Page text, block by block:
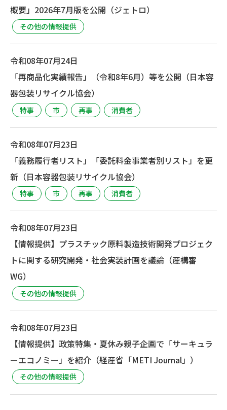
概要」2026年7月版を公開（ジェトロ）
その他の情報提供
令和08年07月24日
「再商品化実績報告」（令和8年6月）等を公開（日本容
器包装リサイクル協会）
特事 市 再事 消費者
令和08年07月23日
「義務履行者リスト」「委託料金事業者別リスト」を更
新（日本容器包装リサイクル協会）
特事 市 再事 消費者
令和08年07月23日
【情報提供】プラスチック原料製造技術開発プロジェク
トに関する研究開発・社会実装計画を議論（産構審
WG）
その他の情報提供
令和08年07月23日
【情報提供】政策特集・夏休み親子企画で「サーキュラ
ーエコノミー」を紹介（経産省「METI Journal」）
その他の情報提供